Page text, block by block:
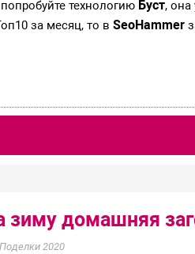
технологию Буст, она
за месяц, то в SeoHammer
зиму домашняя
Поделки 2020